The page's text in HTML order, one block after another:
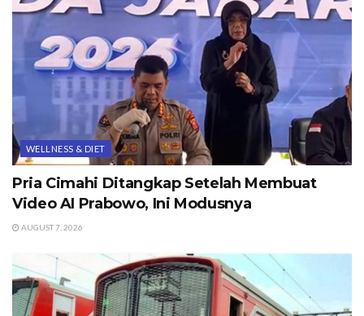
WELLNESS & DIET
Pria Cimahi Ditangkap Setelah Membuat
Video AI Prabowo, Ini Modusnya
AUGUST 7, 2026